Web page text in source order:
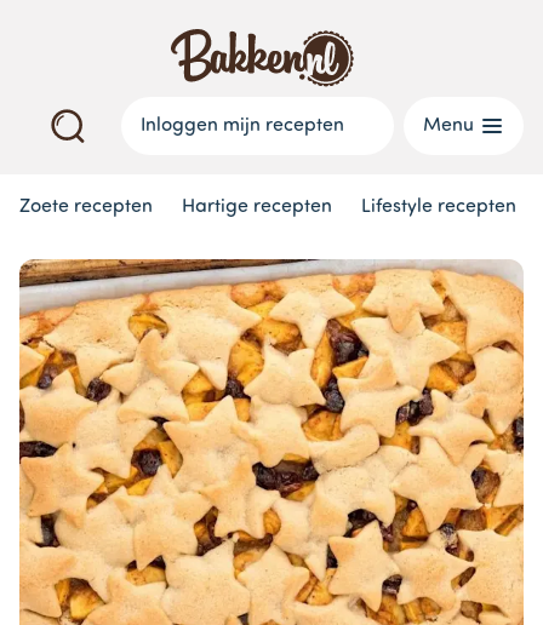
Inloggen mijn recepten Menu
Zoete recepten Hartige recepten Lifestyle recepten